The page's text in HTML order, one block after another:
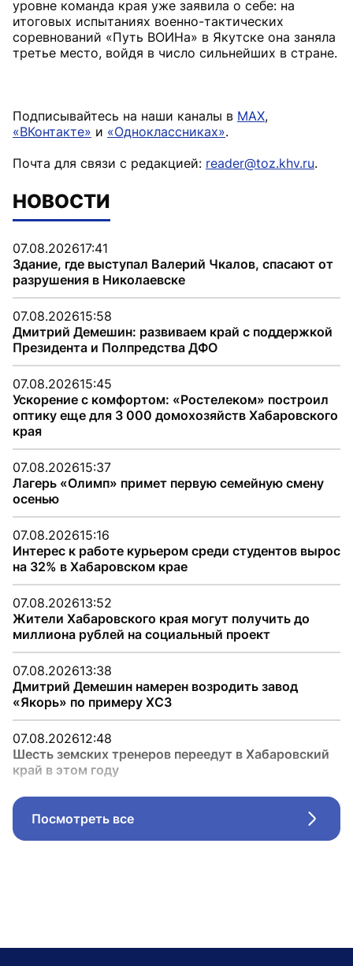
уровне команда края уже заявила о себе: на
итоговых испытаниях военно-тактических
соревнований «Путь ВОИНа» в Якутске она заняла
третье место, войдя в число сильнейших в стране.
Подписывайтесь на наши каналы в MAX,
«ВКонтакте» и «Одноклассниках».
Почта для связи с редакцией: reader@toz.khv.ru.
НОВОСТИ
07.08.202617:41
Здание, где выступал Валерий Чкалов, спасают от
разрушения в Николаевске
07.08.202615:58
Дмитрий Демешин: развиваем край с поддержкой
Президента и Полпредства ДФО
07.08.202615:45
Ускорение с комфортом: «Ростелеком» построил
оптику еще для 3 000 домохозяйств Хабаровского
края
07.08.202615:37
Лагерь «Олимп» примет первую семейную смену
осенью
07.08.202615:16
Интерес к работе курьером среди студентов вырос
на 32% в Хабаровском крае
07.08.202613:52
Жители Хабаровского края могут получить до
миллиона рублей на социальный проект
07.08.202613:38
Дмитрий Демешин намерен возродить завод
«Якорь» по примеру ХСЗ
07.08.202612:48
Шесть земских тренеров переедут в Хабаровский
край в этом году
Посмотреть все